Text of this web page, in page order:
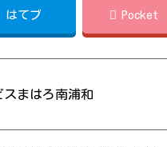
はてブ Pocket
スまはろ南浦和